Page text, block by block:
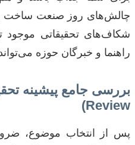
چالش‌های روز صنعت ساخت و
شکاف‌های تحقیقاتی موجود
راهنما و خبرگان حوزه
Review)
پس از انتخاب موضوع،